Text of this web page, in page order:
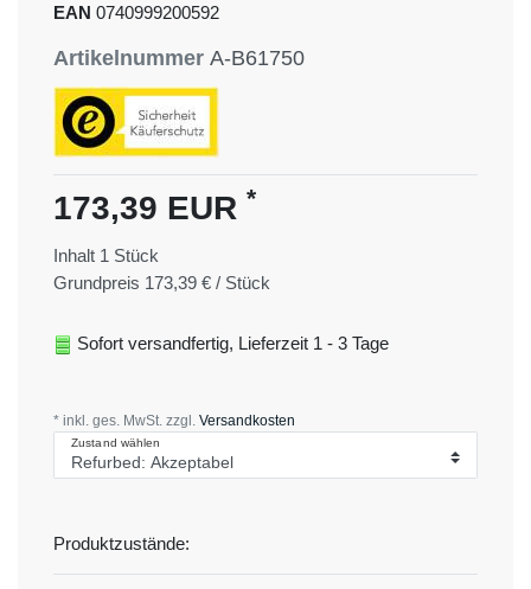
EAN 0740999200592
Artikelnummer A-B61750
173,39 EUR *
Inhalt 1 Stück
Grundpreis 173,39 € / Stück
Sofort versandfertig, Lieferzeit 1 - 3 Tage
* inkl. ges. MwSt. zzgl. Versandkosten
Zustand wählen
Produktzustände: